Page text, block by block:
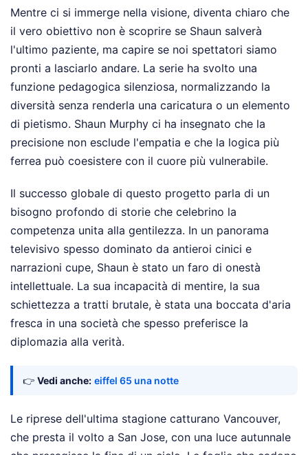
Mentre ci si immerge nella visione, diventa chiaro che
il vero obiettivo non è scoprire se Shaun salverà
l'ultimo paziente, ma capire se noi spettatori siamo
pronti a lasciarlo andare. La serie ha svolto una
funzione pedagogica silenziosa, normalizzando la
diversità senza renderla una caricatura o un elemento
di pietismo. Shaun Murphy ci ha insegnato che la
precisione non esclude l'empatia e che la logica più
ferrea può coesistere con il cuore più vulnerabile.
Il successo globale di questo progetto parla di un
bisogno profondo di storie che celebrino la
competenza unita alla gentilezza. In un panorama
televisivo spesso dominato da antieroi cinici e
narrazioni cupe, Shaun è stato un faro di onestà
intellettuale. La sua incapacità di mentire, la sua
schiettezza a tratti brutale, è stata una boccata d'aria
fresca in una società che spesso preferisce la
diplomazia alla verità.
👉 Vedi anche: eiffel 65 una notte
Le riprese dell'ultima stagione catturano Vancouver,
che presta il volto a San Jose, con una luce autunnale